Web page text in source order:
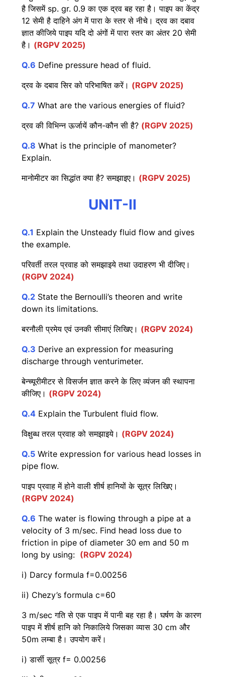
है जिसमें sp. gr. 0.9 का एक द्रव बह रहा है। पाइप का केंद्र
12 सेमी है दाहिने अंग में पारा के स्तर से नीचे। द्रव का दबाव
ज्ञात कीजिये पाइप यदि दो अंगों में पारा स्तर का अंतर 20 सेमी
है। (RGPV 2025)
Q.6 Define pressure head of fluid.
द्रव के दबाव सिर को परिभाषित करें। (RGPV 2025)
Q.7 What are the various energies of fluid?
द्रव की विभिन्न ऊर्जायें कौन-कौन सी है? (RGPV 2025)
Q.8 What is the principle of manometer?
Explain.
मानोमीटर का सिद्धांत क्या है? समझाइए। (RGPV 2025)
UNIT-II
Q.1 Explain the Unsteady fluid flow and gives
the example.
परिवर्ती तरल प्रवाह को समझाइये तथा उदाहरण भी दीजिए।
(RGPV 2024)
Q.2 State the Bernoulli’s theoren and write
down its limitations.
बरनौली प्रमेय एवं उनकी सीमाएं लिखिए। (RGPV 2024)
Q.3 Derive an expression for measuring
discharge through venturimeter.
बेन्च्यूरीमीटर से विसर्जन ज्ञात करने के लिए व्यंजन की स्थापना
कीजिए। (RGPV 2024)
Q.4 Explain the Turbulent fluid flow.
विक्षुब्ध तरल प्रवाह को समझाइये। (RGPV 2024)
Q.5 Write expression for various head losses in
pipe flow.
पाइप प्रवाह में होने वाली शीर्ष हानियों के सूत्र लिखिए।
(RGPV 2024)
Q.6 The water is flowing through a pipe at a
velocity of 3 m/sec. Find head loss due to
friction in pipe of diameter 30 em and 50 m
long by using: (RGPV 2024)
i) Darcy formula f=0.00256
ii) Chezy’s formula c=60
3 m/sec गति से एक पाइप में पानी बह रहा है। घर्षण के कारण
पाइप में शीर्ष हानि को निकालिये जिसका व्यास 30 cm और
50m लम्बा है। उपयोग करें।
i) डार्सी सूत्र f= 0.00256